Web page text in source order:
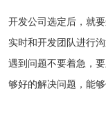
开发公司选定后，就
实时和开发团队进行
遇到问题不要着急，
够好的解决问题，能